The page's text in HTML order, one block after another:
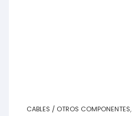
CABLES / OTROS COMPONENTES,